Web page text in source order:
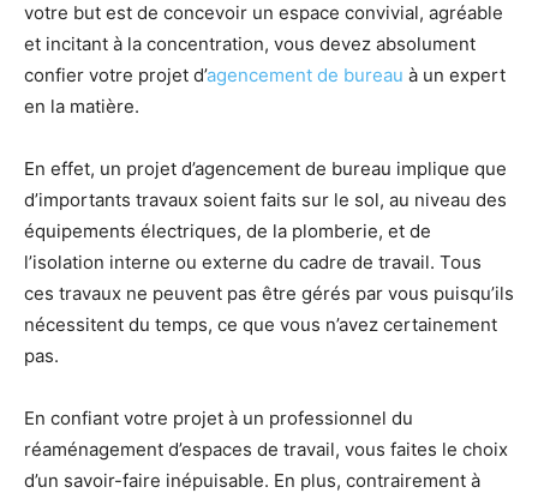
votre but est de concevoir un espace convivial, agréable
et incitant à la concentration, vous devez absolument
confier votre projet d’agencement de bureau à un expert
en la matière.
En effet, un projet d’agencement de bureau implique que
d’importants travaux soient faits sur le sol, au niveau des
équipements électriques, de la plomberie, et de
l’isolation interne ou externe du cadre de travail. Tous
ces travaux ne peuvent pas être gérés par vous puisqu’ils
nécessitent du temps, ce que vous n’avez certainement
pas.
En confiant votre projet à un professionnel du
réaménagement d’espaces de travail, vous faites le choix
d’un savoir-faire inépuisable. En plus, contrairement à